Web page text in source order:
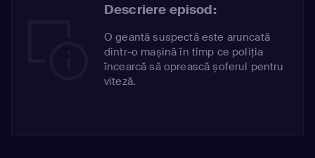
Descriere episod:
O geantă suspectă este aruncată
dintr-o mașină în timp ce poliția
încearcă să oprească șoferul pentru
viteză.